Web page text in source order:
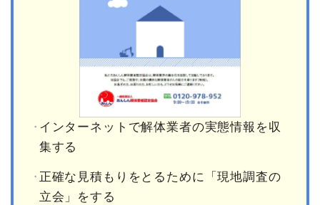
インターネットで解体業者の実態情報を収
集する
正確な見積もりをとるために「現地調査の
立会」をする